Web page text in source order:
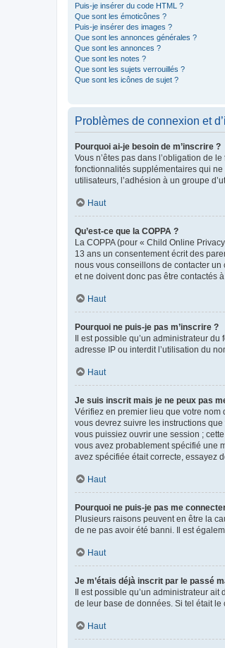
Puis-je insérer du code HTML ?
Que sont les émoticônes ?
Puis-je insérer des images ?
Que sont les annonces générales ?
Que sont les annonces ?
Que sont les notes ?
Que sont les sujets verrouillés ?
Que sont les icônes de sujet ?
Problèmes de connexion et
Pourquoi ai-je besoin de m’inscrire ?
Vous n’êtes pas dans l’obligation de
fonctionnalités supplémentaires qui ne
utilisateurs, l’adhésion à un groupe
Haut
Qu’est-ce que la COPPA ?
La COPPA (pour « Child Online
13 ans un consentement écrit des
nous vous conseillons de contacter
et ne doivent donc pas être contactés
Haut
Pourquoi ne puis-je pas m’inscrire ?
Il est possible qu’un administrateur
adresse IP ou interdit l’utilisation du
Haut
Je suis inscrit mais je ne peux pas
Vérifiez en premier lieu que votre nom
vous devrez suivre les instructions
vous puissiez ouvrir une session ;
vous avez probablement spécifié une
avez spécifiée était correcte, essayez
Haut
Pourquoi ne puis-je pas me
Plusieurs raisons peuvent en être la
de ne pas avoir été banni. Il est
Haut
Je m’étais déjà inscrit par le passé
Il est possible qu’un administrateur
de leur base de données. Si tel était
Haut